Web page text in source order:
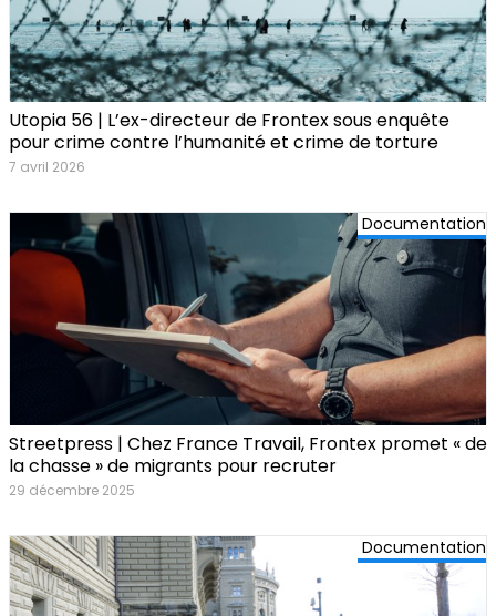
Utopia 56 | L’ex-directeur de Frontex sous enquête
pour crime contre l’humanité et crime de torture
7 avril 2026
Documentation
Streetpress | Chez France Travail, Frontex promet « de
la chasse » de migrants pour recruter
29 décembre 2025
Documentation